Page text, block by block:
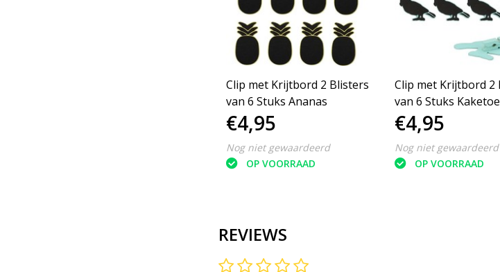
Clip met Krijtbord 2 Blisters
van 6 Stuks Ananas
€4,95
Nog niet gewaardeerd
OP VOORRAAD
Clip met Krijtbord 2 Blisters
van 6 Stuks Kaketoe
€4,95
Nog niet gewaardeerd
OP VOORRAAD
REVIEWS